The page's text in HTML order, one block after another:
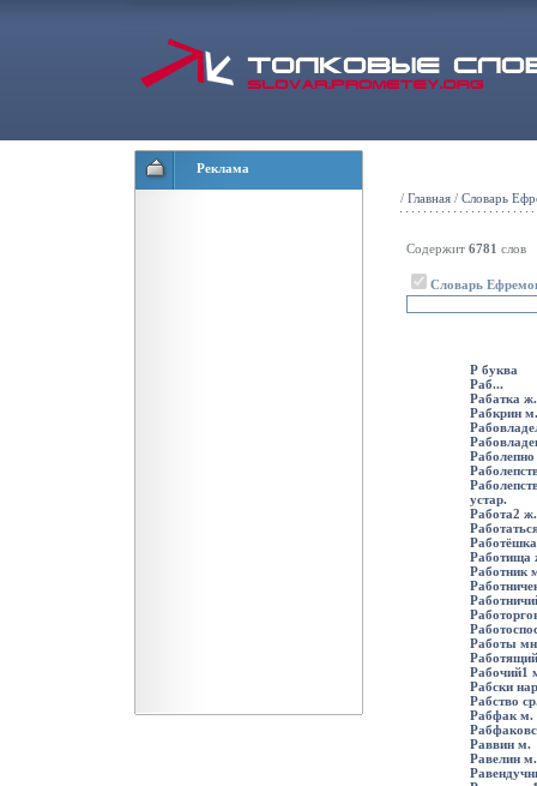
Реклама
/ Главная / Словарь
Содержит 6781 слов
Словарь
Р буква
Раб...
Рабатка ж.
Рабкрин м.
Раболепно
устар.
Работа2 ж.
Работища
Работник
Работы
Рабочий1
Рабски
Рабство
Рабфак м.
Раввин м.
Равелин м.